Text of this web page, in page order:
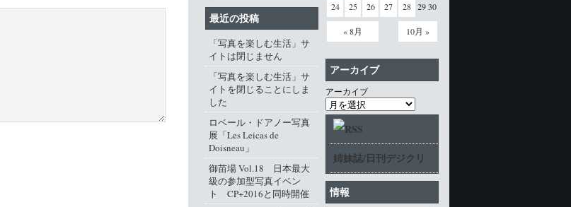
« 8月 10月 »
24 25 26 27 28 29 30
アーカイブ
アーカイブ
姉妹誌/日刊デジクリ
情報
最近の投稿
「写真を楽しむ生活」サ
イトは閉じません
「写真を楽しむ生活」サ
イトを閉じることにしま
した
ロベール・ドアノー写真
展「Les Leicas de
Doisneau」
御苗場 Vol.18 日本最大
級の参加型写真イベン
ト CP+2016と同時開催